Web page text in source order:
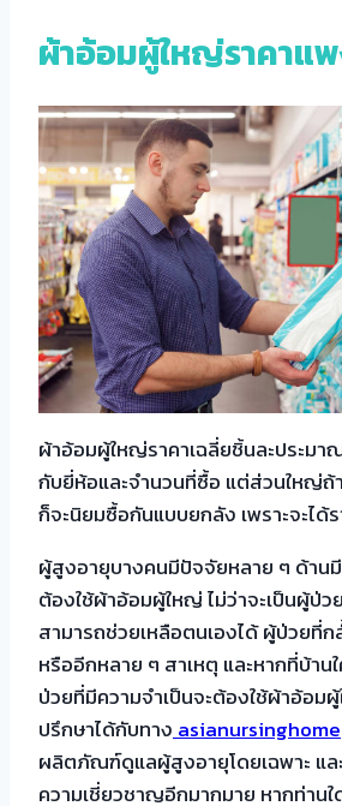
ผ้าอ้อมผู้ใหญ่ราคาแ
ผ้าอ้อมผู้ใหญ่ราคาเฉลี่ยชิ้นละประมา
กับยี่ห้อและจำนวนที่ซื้อ แต่ส่วนใหญ่ถ้
ก็จะนิยมซื้อกันแบบยกลัง เพราะจะได้
ผู้สูงอายุบางคนมีปัจจัยหลาย ๆ ด้านมี
ต้องใช้ผ้าอ้อมผู้ใหญ่ ไม่ว่าจะเป็นผู้ป่
สามารถช่วยเหลือตนเองได้ ผู้ป่วยที่
หรืออีกหลาย ๆ สาเหตุ และหากที่บ้า
ป่วยที่มีความจำเป็นจะต้องใช้ผ้าอ้อม
ปรึกษาได้กับทาง asianursinghome
ผลิตภัณฑ์ดูแลผู้สูงอายุโดยเฉพาะ แ
ความเชี่ยวชาญอีกมากมาย หากท่านใ